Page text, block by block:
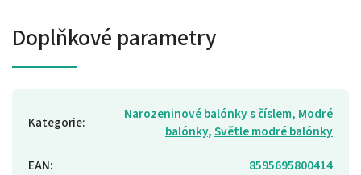
Doplňkové parametry
Kategorie: Narozeninové balónky s číslem, Modré
balónky,Světle modré balónky
EAN:
8595695800414